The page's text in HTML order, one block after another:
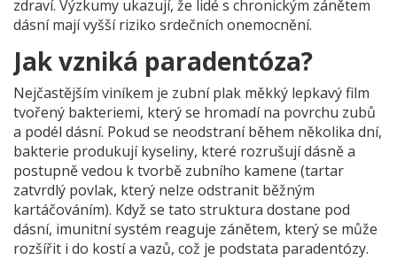
zdraví. Výzkumy ukazují, že lidé s chronickým zánětem
dásní mají vyšší riziko srdečních onemocnění.
Jak vzniká paradentóza?
Nejčastějším viníkem je zubní plak měkký lepkavý film
tvořený bakteriemi, který se hromadí na povrchu zubů
a podél dásní. Pokud se neodstraní během několika dní,
bakterie produkují kyseliny, které rozrušují dásně a
postupně vedou k tvorbě zubního kamene (tartar
zatvrdlý povlak, který nelze odstranit běžným
kartáčováním). Když se tato struktura dostane pod
dásní, imunitní systém reaguje zánětem, který se může
rozšířit i do kostí a vazů, což je podstata paradentózy.